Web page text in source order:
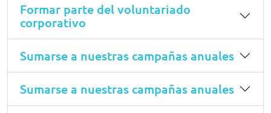
Formar parte del voluntariado
corporativo
Sumarse a nuestras campañas anuales
Sumarse a nuestras campañas anuales